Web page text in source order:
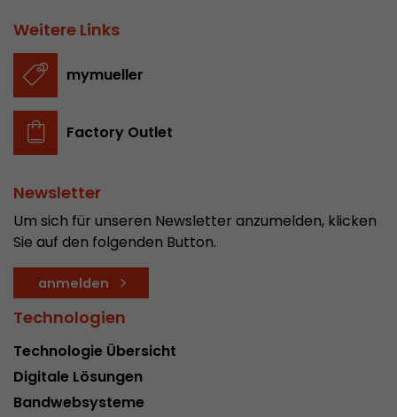
Weitere Links
mymueller
Factory Outlet
Newsletter
Um sich für unseren Newsletter anzumelden, klicken
Sie auf den folgenden Button.
anmelden
Technologien
Technologie Übersicht
Digitale Lösungen
Bandwebsysteme
Zweck
abgespeichert um Besucher zu tracken. In
des ersten Besuches, der Zeitpunkt zu
Laufzeit 30 min
Zweck
In diesem Cookie merkt sich Google Analytics
abgelaufen ist und wie tief sich ein Besucher
bewegt. Es speichert die Anzahl von
aktuellen Besuches und die Startzeit des
eines Besuchers.